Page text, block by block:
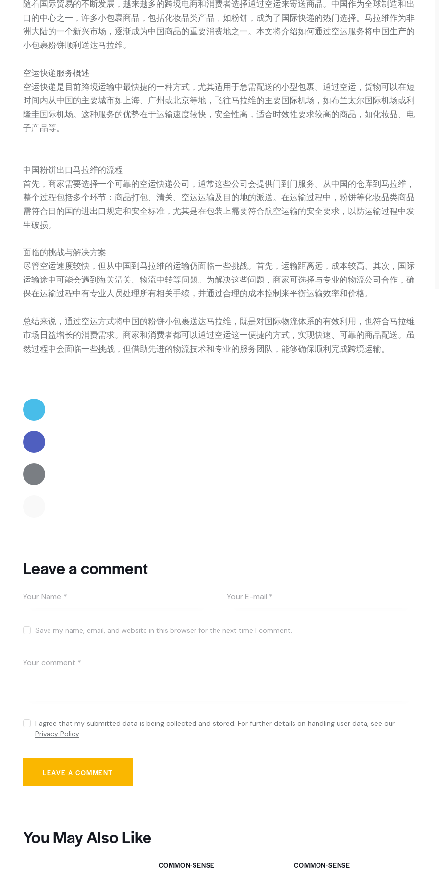
随着国际贸易的不断发展，越来越多的跨境电商和消费者选择通过空运来寄送商品。中国作为全球制造和出
口的中心之一，许多小包裹商品，包括化妆品类产品，如粉饼，成为了国际快递的热门选择。马拉维作为非
洲大陆的一个新兴市场，逐渐成为中国商品的重要消费地之一。本文将介绍如何通过空运服务将中国生产的
小包裹粉饼顺利送达马拉维。
空运快递服务概述
空运快递是目前跨境运输中最快捷的一种方式，尤其适用于急需配送的小型包裹。通过空运，货物可以在短
时间内从中国的主要城市如上海、广州或北京等地，飞往马拉维的主要国际机场，如布兰太尔国际机场或利
隆圭国际机场。这种服务的优势在于运输速度较快，安全性高，适合时效性要求较高的商品，如化妆品、电
子产品等。
中国粉饼出口马拉维的流程
首先，商家需要选择一个可靠的空运快递公司，通常这些公司会提供门到门服务。从中国的仓库到马拉维，
整个过程包括多个环节：商品打包、清关、空运运输及目的地的派送。在运输过程中，粉饼等化妆品类商品
需符合目的国的进出口规定和安全标准，尤其是在包装上需要符合航空运输的安全要求，以防运输过程中发
生破损。
面临的挑战与解决方案
尽管空运速度较快，但从中国到马拉维的运输仍面临一些挑战。首先，运输距离远，成本较高。其次，国际
运输途中可能会遇到海关清关、物流中转等问题。为解决这些问题，商家可选择与专业的物流公司合作，确
保在运输过程中有专业人员处理所有相关手续，并通过合理的成本控制来平衡运输效率和价格。
总结来说，通过空运方式将中国的粉饼小包裹送达马拉维，既是对国际物流体系的有效利用，也符合马拉维
市场日益增长的消费需求。商家和消费者都可以通过空运这一便捷的方式，实现快速、可靠的商品配送。虽
然过程中会面临一些挑战，但借助先进的物流技术和专业的服务团队，能够确保顺利完成跨境运输。
Leave a comment
Save my name, email, and website in this browser for the next time I comment.
I agree that my submitted data is being collected and stored. For further details on handling user data, see our
Privacy Policy.
You May Also Like
COMMON-SENSE COMMON-SENSE